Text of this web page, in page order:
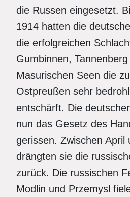
die Russen eingesetzt.
1914 hatten die
die erfolgreichen
Gumbinnen,
Masurischen Seen die
Ostpreußen sehr
entschärft. Die
nun das Gesetz des
gerissen. Zwischen April
drängten sie die
zurück. Die russischen
Modlin und Przemysl